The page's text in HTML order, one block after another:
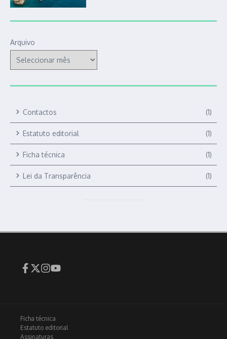
Arquivo
Contactos (1)
Estatuto editorial (1)
Ficha técnica (1)
Lei da Transparência (1)
Ficha técnica
Estatuto editorial
Assinaturas